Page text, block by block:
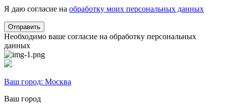
Я даю согласие на обработку моих персональных данных
Необходимо ваше согласие на обработку персональных
данных
Ваш город: Москва
Ваш город